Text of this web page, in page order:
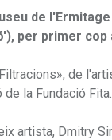
de
per primer cop
de
de la Fundació Fita.
artista, Dmitry